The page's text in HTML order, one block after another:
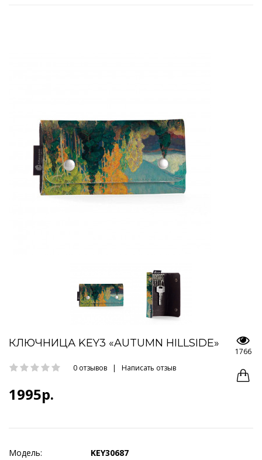
КЛЮЧНИЦА KEY3 «AUTUMN HILLSIDE»
0 отзывов | Написать отзыв
1995р.
1766
Модель:
KEY30687